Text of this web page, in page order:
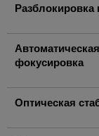
Разблокировка
Автоматическая
фокусировка
Оптическая